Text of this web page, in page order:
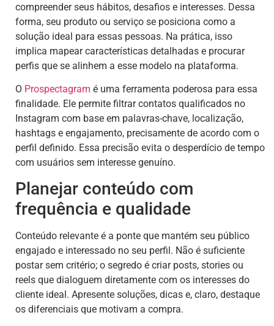
compreender seus hábitos, desafios e interesses. Dessa
forma, seu produto ou serviço se posiciona como a
solução ideal para essas pessoas. Na prática, isso
implica mapear características detalhadas e procurar
perfis que se alinhem a esse modelo na plataforma.
O Prospectagram é uma ferramenta poderosa para essa
finalidade. Ele permite filtrar contatos qualificados no
Instagram com base em palavras-chave, localização,
hashtags e engajamento, precisamente de acordo com o
perfil definido. Essa precisão evita o desperdício de tempo
com usuários sem interesse genuíno.
Planejar conteúdo com
frequência e qualidade
Conteúdo relevante é a ponte que mantém seu público
engajado e interessado no seu perfil. Não é suficiente
postar sem critério; o segredo é criar posts, stories ou
reels que dialoguem diretamente com os interesses do
cliente ideal. Apresente soluções, dicas e, claro, destaque
os diferenciais que motivam a compra.